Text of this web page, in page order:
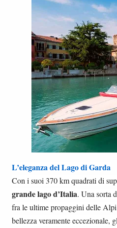
L’eleganza del Lago di Garda
Con i suoi 370 km quadrati di
grande lago d’Italia. Una sorta
fra le ultime propaggini delle
bellezza veramente eccezionale,